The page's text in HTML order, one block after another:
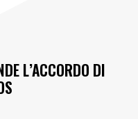
L’ACCORDO DI